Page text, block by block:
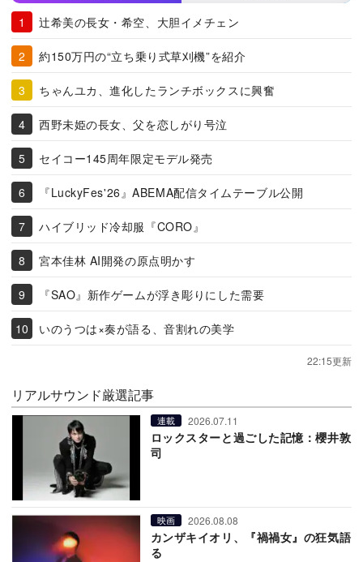
辻希美の長女・希空、大胆イメチェン
約150万円の“立ち乗り式草刈機”を紹介
ちゃんユカ、進化したランチボックスに興奮
西野未姫の長女、父を恋しがり号泣
セイコー145周年限定モデル発売
『LuckyFes'26』ABEMA配信タイムテーブル公開
ハイブリッド冷却服『CORO』
宮本佳林 AI開発の原点明かす
『SAO』新作ゲームが浮き彫りにした需要
いのうつは×奏が語る、音割れの美学
22:15更新
リアルサウンド厳選記事
連載 2026.07.11
ロックスターと過ごした記憶：櫻井敦
司
映画 2026.08.08
カンザキイオリ、『禍禍女』の狂気語
る